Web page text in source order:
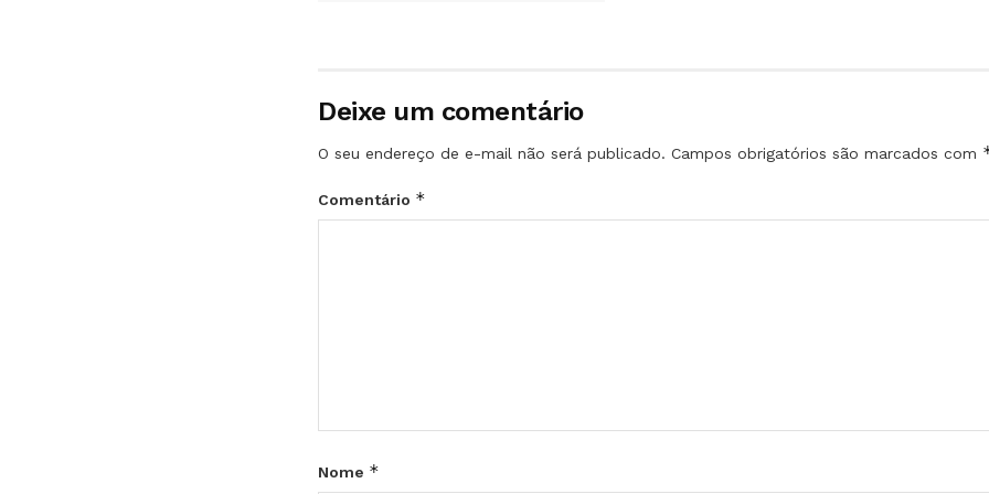
Deixe um comentário
O seu endereço de e-mail não será publicado. Campos obrigatórios são marcados com
Comentário *
Nome *